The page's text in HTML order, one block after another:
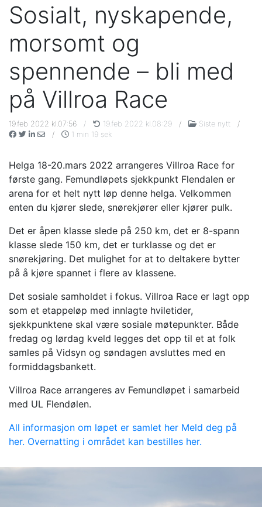
Sosialt, nyskapende,
morsomt og
spennende – bli med
på Villroa Race
19.feb 2022 kl.07:56 / 19.feb 2022 kl.08:29 / Siste nytt
/
/
1 min 19 sek
Helga 18-20.mars 2022 arrangeres Villroa Race for
første gang. Femundløpets sjekkpunkt Flendalen er
arena for et helt nytt løp denne helga. Velkommen
enten du kjører slede, snørekjører eller kjører pulk.
Det er åpen klasse slede på 250 km, det er 8-spann
klasse slede 150 km, det er turklasse og det er
snørekjøring. Det mulighet for at to deltakere bytter
på å kjøre spannet i flere av klassene.
Det sosiale samholdet i fokus. Villroa Race er lagt opp
som et etappeløp med innlagte hviletider,
sjekkpunktene skal være sosiale møtepunkter. Både
fredag og lørdag kveld legges det opp til et at folk
samles på Vidsyn og søndagen avsluttes med en
formiddagsbankett.
Villroa Race arrangeres av Femundløpet i samarbeid
med UL Flendølen.
All informasjon om løpet er samlet her Meld deg på
her. Overnatting i området kan bestilles her.